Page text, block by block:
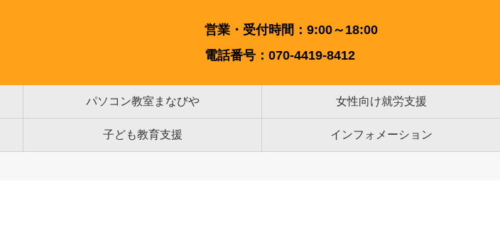
営業・受付時間：9:00～18:00
電話番号：070-4419-8412
パソコン教室まなびや 女性向け就労支援
子ども教育支援 インフォメーション